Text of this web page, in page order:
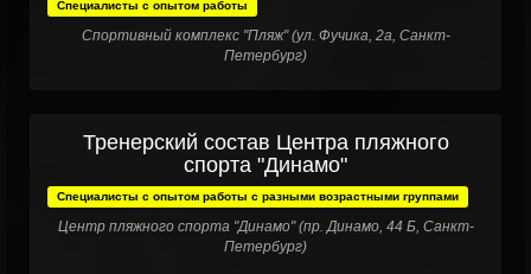
Специалисты с опытом работы
Спортивный комплекс "Пляж" (ул. Фучика, 2а, Санкт-
Петербург)
Тренерский состав Центра пляжного
спорта "Динамо"
Специалисты с опытом работы с разными возрастными группами
Центр пляжного спорта "Динамо" (пр. Динамо, 44 Б, Санкт-
Петербург)